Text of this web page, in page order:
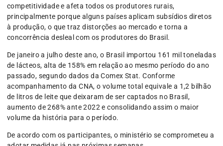
competitividade e afeta todos os produtores rurais,
principalmente porque alguns países aplicam subsídios diretos
à produção, o que traz distorções ao mercado e torna a
concorrência desleal com os produtores do Brasil.
De janeiro a julho deste ano, o Brasil importou 161 mil toneladas
de lácteos, alta de 158% em relação ao mesmo período do ano
passado, segundo dados da Comex Stat. Conforme
acompanhamento da CNA, o volume total equivale a 1,2 bilhão
de litros de leite que deixaram de ser captados no Brasil,
aumento de 268% ante 2022 e consolidando assim o maior
volume da história para o período.
De acordo com os participantes, o ministério se comprometeu a